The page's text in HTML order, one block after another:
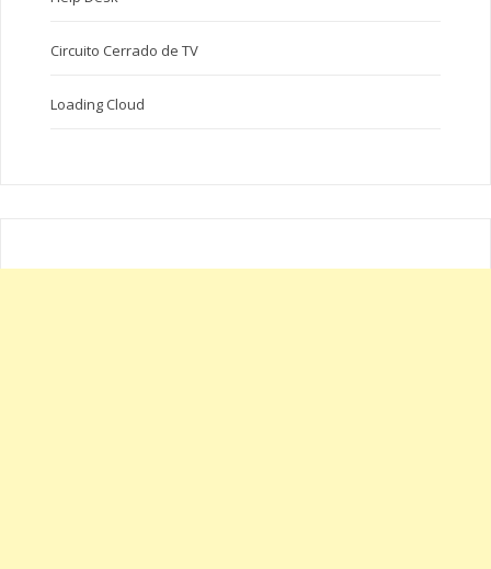
Circuito Cerrado de TV
Loading Cloud